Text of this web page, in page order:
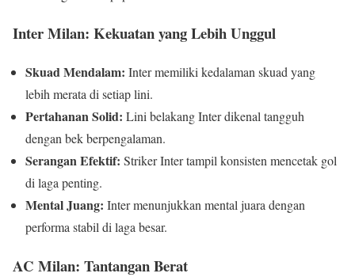
Inter Milan: Kekuatan yang Lebih Unggul
Skuad Mendalam: Inter memiliki kedalaman skuad yang
lebih merata di setiap lini.
Pertahanan Solid: Lini belakang Inter dikenal tangguh
dengan bek berpengalaman.
Serangan Efektif: Striker Inter tampil konsisten mencetak gol
di laga penting.
Mental Juang: Inter menunjukkan mental juara dengan
performa stabil di laga besar.
AC Milan: Tantangan Berat